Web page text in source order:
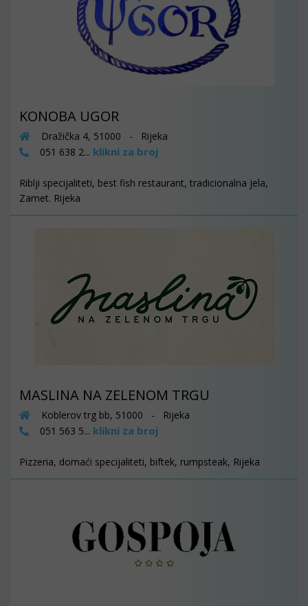
KONOBA UGOR
Dražička 4, 51000 - Rijeka
051 638 2... klikni za broj
Riblji specijaliteti, best fish restaurant, tradicionalna jela,
Zamet. Rijeka
MASLINA NA ZELENOM TRGU
Koblerov trg bb, 51000 - Rijeka
051 563 5... klikni za broj
Pizzeria, domaći specijaliteti, biftek, rumpsteak, Rijeka